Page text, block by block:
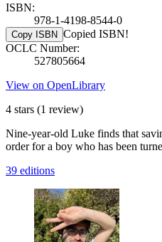
ISBN:
978-1-4198-8544-0
Copy ISBN Copied ISBN!
OCLC Number:
527805664
View on OpenLibrary
4 stars (1 review)
Nine-year-old Luke finds that
order for a boy who has been
39 editions